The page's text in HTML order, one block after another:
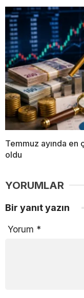
Temmuz ayında en
oldu
YORUMLAR
Bir yanıt yazın
Yorum *